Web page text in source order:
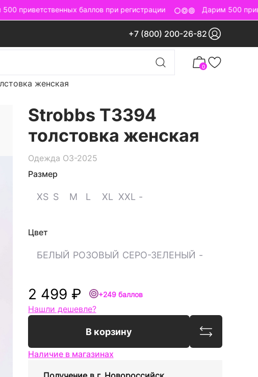
приветственных баллов при регистрации Дарим 500
+7 (800) 200-26-82
0
женская
Strobbs T3394
толстовка женская
Одежда ОЗ-2025
Размер
XS S M L XL XXL -
Цвет
БЕЛЫЙ РОЗОВЫЙ СЕРО-ЗЕЛЕНЫЙ -
2 499 ₽ +249 баллов
Нашли дешевле?
В корзину Сравнить
Наличие в магазинах